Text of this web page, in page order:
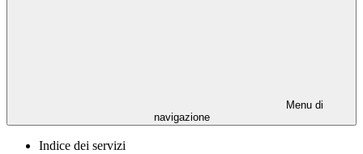
Menu di
navigazione
Indice dei servizi